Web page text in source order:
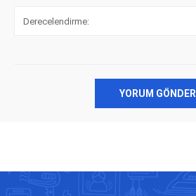
Derecelendirme:
YORUM GÖNDER